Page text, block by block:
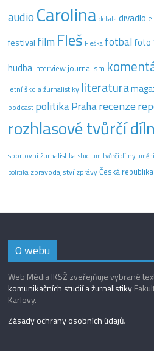
audio Carolina debata divadlo
festival film Fleš Fleška fotbal foto
hudba interview journalism
letní škola žurnalistiky literatura
podcast politikaPraharecenze
rozhlasové tvůrčí
sportovní žurnalistika studium tvůrčí dílny
politika zpravodajstvízprávyČeská republika
O webu
Web Média IKSŽ zveřejňuje vybrané
komunikačních studií a žurnalistiky
Karlovy.
Zásady ochrany osobních údajů.